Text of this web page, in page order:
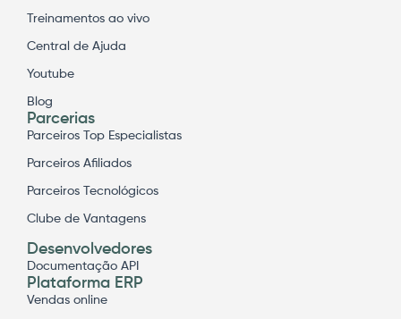
Treinamentos ao vivo
Central de Ajuda
Youtube
Blog
Parcerias
Parceiros Top Especialistas
Parceiros Afiliados
Parceiros Tecnológicos
Clube de Vantagens
Desenvolvedores
Documentação API
Plataforma ERP
Vendas online